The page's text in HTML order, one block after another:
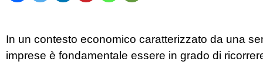
In un contesto economico caratterizzato da una
imprese è fondamentale essere in grado di